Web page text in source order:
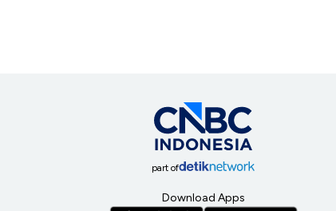
part of
Download Apps